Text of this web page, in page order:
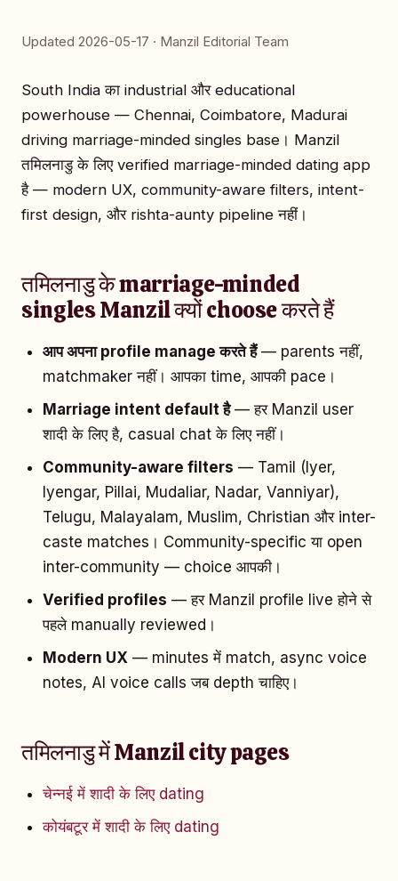
Updated 2026-05-17 · Manzil Editorial Team
South India का industrial और educational
powerhouse — Chennai, Coimbatore, Madurai
driving marriage-minded singles base। Manzil
तमिलनाडु के लिए verified marriage-minded dating app
है — modern UX, community-aware filters, intent-
first design, और rishta-aunty pipeline नहीं।
तमिलनाडु के marriage-minded
singles Manzil क्यों choose करते हैं
आप अपना profile manage करते हैं— parents नहीं,
matchmaker नहीं। आपका time, आपकी pace।
Marriage intent default है— हर Manzil user
शादी के लिए है, casual chat के लिए नहीं।
Community-aware filters — Tamil (Iyer,
Iyengar, Pillai, Mudaliar, Nadar, Vanniyar),
Telugu, Malayalam, Muslim, Christian और inter-
caste matches। Community-specific या open
inter-community — choice आपकी।
Verified profiles — हर Manzil profile live होने से
पहले manually reviewed।
Modern UX — minutes में match, async voice
notes, AI voice calls जब depth चाहिए।
तमिलनाडु में Manzil city pages
चेन्नई में शादी के लिए dating
कोयंबटूर में शादी के लिए dating